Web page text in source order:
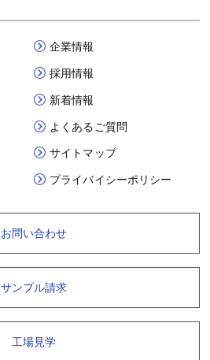
企業情報
採用情報
新着情報
よくあるご質問
サイトマップ
プライバイシーポリシー
お問い合わせ
サンプル請求
工場見学